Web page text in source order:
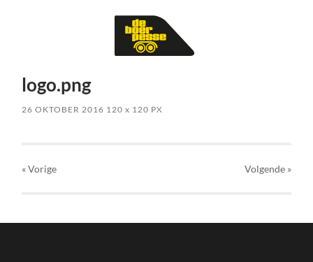
logo.png
26 OKTOBER 2016 120x 120 PX
« Vorige Volgende»